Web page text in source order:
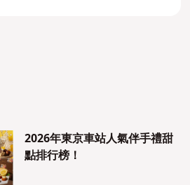
2026年東京車站人氣伴手禮甜
點排行榜！